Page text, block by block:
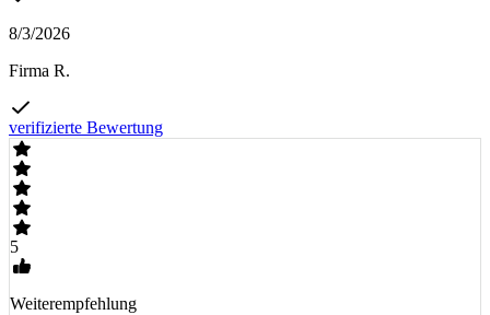
8/3/2026
Firma R.
verifizierte Bewertung
5
Weiterempfehlung